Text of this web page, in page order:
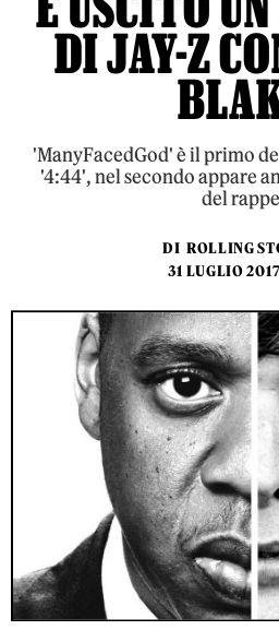
DI JAY-Z
'ManyFacedGod' è il primo
'4:44', nel secondo appare
del
DI ROLLING
31 LUGLIO